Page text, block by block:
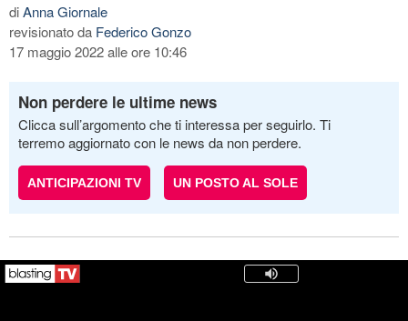
diAnna Giornale
revisionato da Federico Gonzo
17 maggio 2022 alle ore 10:46
Non perdere le ultime news
Clicca sull’argomento che ti interessa per seguirlo. Ti
terremo aggiornato con le news da non perdere.
ANTICIPAZIONI TV UN POSTO AL SOLE